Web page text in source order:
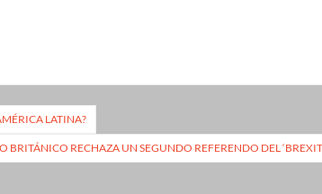
LATINA?
BRITÁNICO RECHAZA UN SEGUNDO REFERENDO DEL